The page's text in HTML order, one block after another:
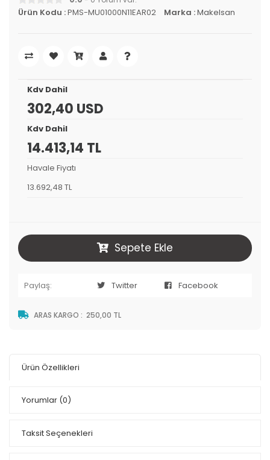
Ürün Kodu :PMS-MU01000N11EAR02 Marka :Makelsan
Kdv Dahil
302,40 USD
Kdv Dahil
14.413,14 TL
Havale Fiyatı
13.692,48 TL
Sepete Ekle
Paylaş: Twitter Facebook
ARAS KARGO : 250,00 TL
Ürün Özellikleri
Yorumlar (0)
Taksit Seçenekleri